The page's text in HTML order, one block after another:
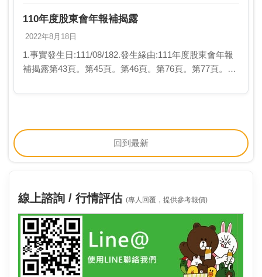
110年度股東會年報補揭露
2022年8月18日
1.事實發生日:111/08/182.發生緣由:111年度股東會年報
補揭露第43頁。第45頁。第46頁。第76頁。第77頁。3.
觀測站。4.其他應…
回到最新
線上諮詢 / 行情評估 (專人回覆，提供參考報價)